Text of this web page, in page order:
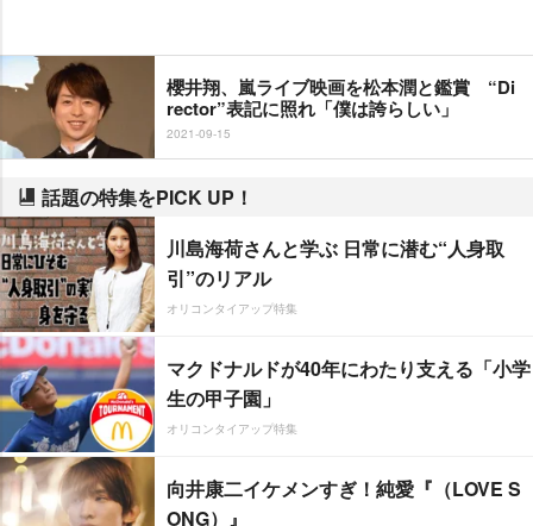
櫻井翔、嵐ライブ映画を松本潤と鑑賞 “Di
rector”表記に照れ「僕は誇らしい」
2021-09-15
話題の特集をPICK UP！
川島海荷さんと学ぶ 日常に潜む“人身取
引”のリアル
オリコンタイアップ特集
マクドナルドが40年にわたり支える「小学
生の甲子園」
オリコンタイアップ特集
向井康二イケメンすぎ！純愛『（LOVE S
ONG）』